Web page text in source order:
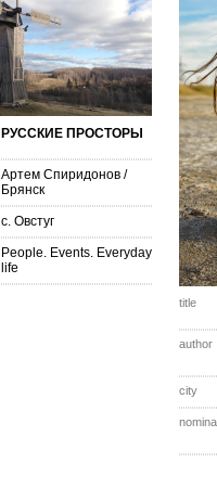
РУССКИЕ ПРОСТОРЫ
Артем Спиридонов /
Брянск
с. Овстуг
People. Events. Everyday
life
title
author
city